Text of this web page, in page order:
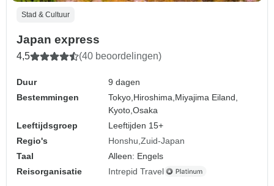
Stad & Cultuur
Japan express
4,5 (40 beoordelingen)
Duur
9 dagen
Bestemmingen
Tokyo, Hiroshima, Miyajima Eiland,
Kyoto,Osaka
Leeftijdsgroep
Leeftijden 15+
Regio's
Honshu Zuid-Japan
Taal
Alleen: Engels
Reisorganisatie
Intrepid Travel